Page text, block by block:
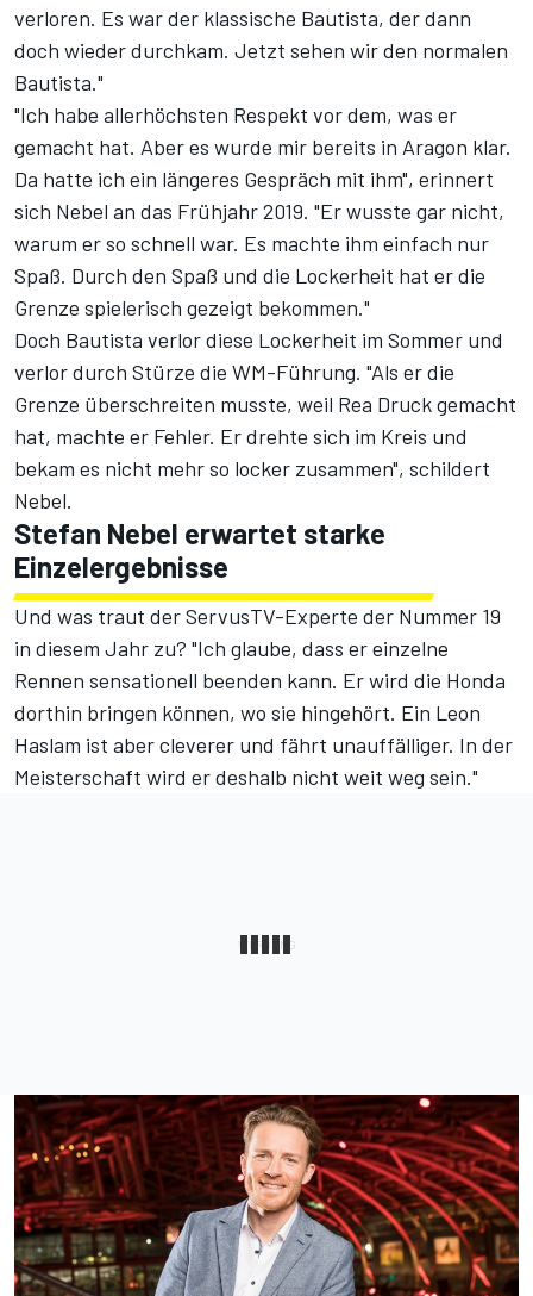
verloren. Es war der klassische Bautista, der dann
doch wieder durchkam. Jetzt sehen wir den normalen
Bautista."
"Ich habe allerhöchsten Respekt vor dem, was er
gemacht hat. Aber es wurde mir bereits in Aragon klar.
Da hatte ich ein längeres Gespräch mit ihm", erinnert
sich Nebel an das Frühjahr 2019. "Er wusste gar nicht,
warum er so schnell war. Es machte ihm einfach nur
Spaß. Durch den Spaß und die Lockerheit hat er die
Grenze spielerisch gezeigt bekommen."
Doch Bautista verlor diese Lockerheit im Sommer und
verlor durch Stürze die WM-Führung. "Als er die
Grenze überschreiten musste, weil Rea Druck gemacht
hat, machte er Fehler. Er drehte sich im Kreis und
bekam es nicht mehr so locker zusammen", schildert
Nebel.
Stefan Nebel erwartet starke
Einzelergebnisse
Und was traut der ServusTV-Experte der Nummer 19
in diesem Jahr zu? "Ich glaube, dass er einzelne
Rennen sensationell beenden kann. Er wird die Honda
dorthin bringen können, wo sie hingehört. Ein Leon
Haslam ist aber cleverer und fährt unauffälliger. In der
Meisterschaft wird er deshalb nicht weit weg sein."